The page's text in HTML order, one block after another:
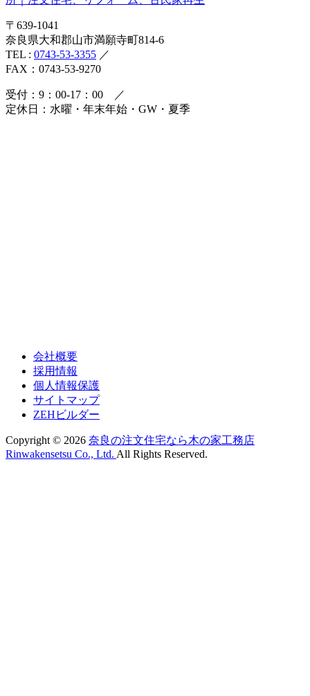
〒639-1041
奈良県大和郡山市満願寺町814-6
TEL : 0743-53-3355 ／
FAX：0743-53-9270
受付：9：00-17：00 ／
定休日：水曜・年末年始・GW・夏季
会社概要
採用情報
個人情報保護
サイトマップ
ZEHビルダー
Copyright © 2026 奈良の注文住宅なら木の家工務店
Rinwakensetsu Co., Ltd. All Rights Reserved.